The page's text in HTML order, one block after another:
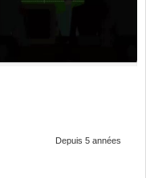
Depuis 5 années